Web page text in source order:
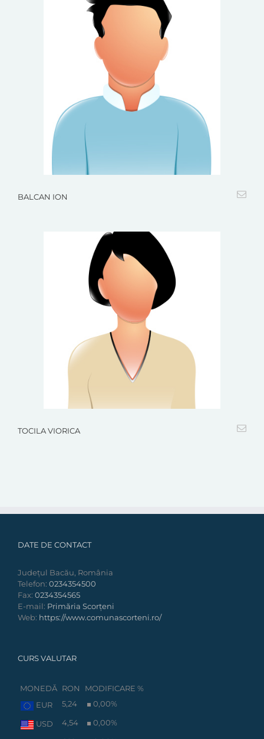
BALCAN ION
TOCILA VIORICA
DATE DE CONTACT
Județul Bacău, România
Telefon: 0234354500
Fax: 0234354565
E-mail: Primăria Scorțeni
Web: https://www.comunascorteni.ro/
CURS VALUTAR
MONEDĂ RON
MODIFICARE %
EUR
5,24 0,00%
USD 4,54 0,00%